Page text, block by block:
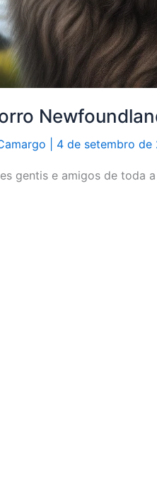
4 de setembro de
gentis e amigos de toda